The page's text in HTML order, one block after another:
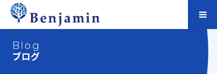
Blog
ブログ